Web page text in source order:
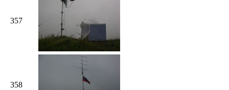
357
358